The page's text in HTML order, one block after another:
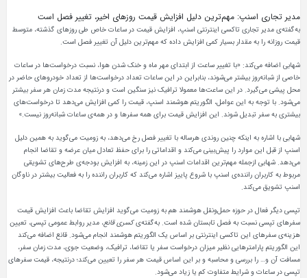
مدیر تجاری اسنپ: مهم‌ترین دلیل افزایش قیمت روزهای اخیر، تغییر فصل است
به‌گفته‌ی مدیر تجاری تاکسی اینترنتی اسنپ، افزایش قیمت در ساعات خاص طی روزهای گذشته، متوسط
قیمت روزانه را به مقدار بسیار کمی افزایش داده که مهم‌ترین دلیل آن تغییر فصل است.
شهابی اضافه می‌کند: «با تغییر ساعت از ابتدای مهر ماه و خنک شدن هوا، نسبت درخواست‌ها در ساعات
خاصی از شبانه‌روز بیشتر می‌شوند، بنابراین در این ساعات تعداد درخواست‌ها از تعداد خودروهای حاضر در
محل پیشی می‌گیرد. در این ساعت‌ها معمولا ترافیک نیز سنگین است و درنتیجه مدت زمان هر سفر بیشتر
می‌شود. با توجه به این عوامل، الگوریتم هوشمند اسنپ، قیمت را کمی افزایش می‌دهد تا درخواست‌های
بیشتری به سفر تبدیل شوند. این افزایش قیمت برای همه سفرها و در همه‌ی ساعات شبانه‌روز نیست.»
شهابی با اشاره به اینکه چنین روندی هرساله با تغییر فصل رخ می‌دهد، به زومیت می‌گوید به همین دلیل
اسنپ از قبل این موارد را پیش‌بینی می‌کند و اقداماتی را برای حفظ تعادل میان عرضه و تقاضا انجام
می‌دهد. شهابی ازجمله مهم‌ترین اقدامات اسنپ در این زمینه، به افزایش بودجه‌ی طرح‌های تشویقی
مربوط به کاربران راننده‌ی اسنپ با شروع پاییز اشاره می‌کند که کاربران راننده را به فعالیت بیشتر در ناوگان
اسنپ تشویق می‌کند.
تپسی دیگر فعال در حوزه حمل‌ونقل هوشمند هم به زومیت می‌گوید افزایش تقاضا باعث افزایش قیمت
سفرهای تپسی نسبت به فصل تابستان شده است. به‌گفته‌یکسری قانع، مدیر روابط عمومی تپسی، تعیین
هزینه‌ی سفرهای این تاکسی اینترنتی بر اساس یک الگوریتم هوشمند انجام می‌شود. قانع اضافه می‌کند
این الگوریتم پارامترهایی نظیر میزان درخواست سفر یا تقاضا، ترافیک، وضعیت جوی، مدت زمان سفر،
مسافت آن و… را بررسی و محاسبه و بر این اساس قیمت هر سفر را تعیین می‌کند؛ درنتیجه، قیمت سفرهای
تپسی در ساعات و شرایط متفاوت کم یا زیاد می‌شود.